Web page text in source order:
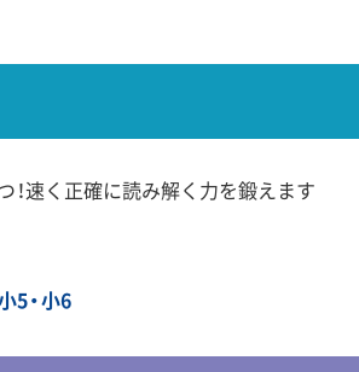
！速く正確に読み解く力を鍛えます
5・小6